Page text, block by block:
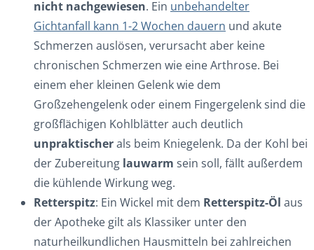
nicht nachgewiesen. Ein unbehandelter
Gichtanfall kann 1-2 Wochen dauern und akute
Schmerzen auslösen, verursacht aber keine
chronischen Schmerzen wie eine Arthrose. Bei
einem eher kleinen Gelenk wie dem
Großzehengelenk oder einem Fingergelenk sind die
großflächigen Kohlblätter auch deutlich
unpraktischerals beim Kniegelenk. Da der Kohl bei
der Zubereitung lauwarm sein soll, fällt außerdem
die kühlende Wirkung weg.
Retterspitz: Ein Wickel mit dem Retterspitz-Öl aus
der Apotheke gilt als Klassiker unter den
naturheilkundlichen Hausmitteln bei zahlreichen